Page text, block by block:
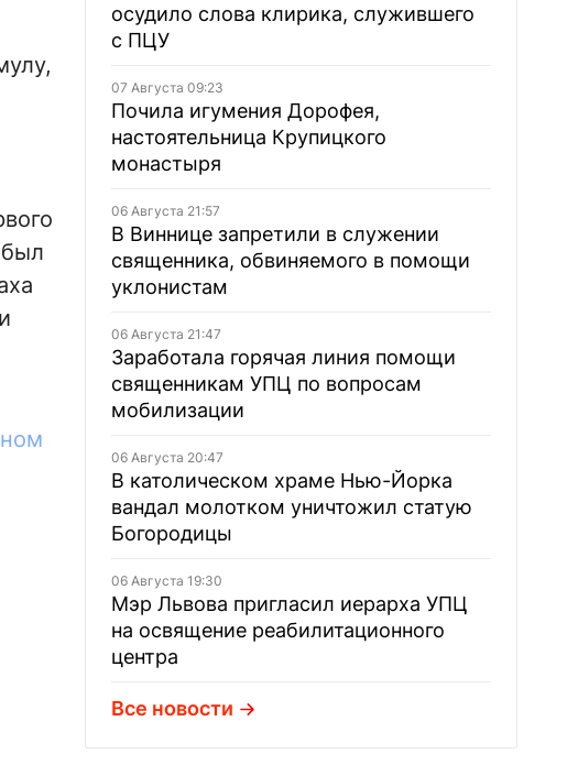
осудило слова клирика, служившего
с ПЦУ
07 Августа 09:23
Почила игумения Дорофея,
настоятельница Крупицкого
монастыря
06 Августа 21:57
В Виннице запретили в служении
священника, обвиняемого в помощи
уклонистам
06 Августа 21:47
Заработала горячая линия помощи
священникам УПЦ по вопросам
мобилизации
06 Августа 20:47
В католическом храме Нью-Йорка
вандал молотком уничтожил статую
Богородицы
06 Августа 19:30
Мэр Львова пригласил иерарха УПЦ
на освящение реабилитационного
центра
Все новости